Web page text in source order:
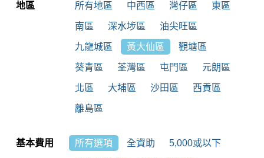
地區 所有地區 中西區 灣仔區 東區
南區 深水埗區 油尖旺區
九龍城區 黃大仙區 觀塘區
葵青區 荃灣區 屯門區 元朗區
北區 大埔區 沙田區 西貢區
離島區
基本費用 所有選項 全資助 5,000或以下